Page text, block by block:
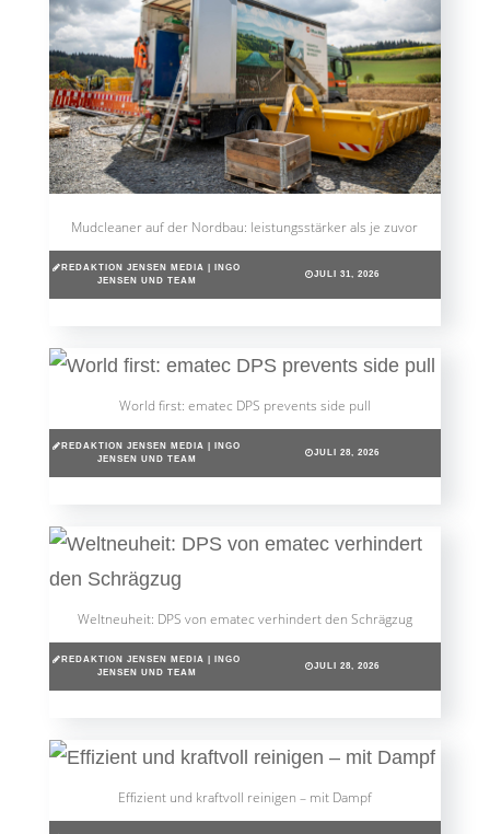
Mudcleaner auf der Nordbau: leistungsstärker als je zuvor
REDAKTION JENSEN MEDIA | INGO
JENSEN UND TEAM
JULI 31, 2026
World first: ematec DPS prevents side pull
REDAKTION JENSEN MEDIA | INGO
JENSEN UND TEAM
JULI 28, 2026
Weltneuheit: DPS von ematec verhindert den Schrägzug
REDAKTION JENSEN MEDIA | INGO
JENSEN UND TEAM
JULI 28, 2026
Effizient und kraftvoll reinigen – mit Dampf